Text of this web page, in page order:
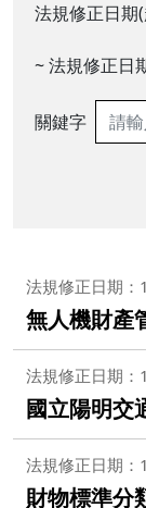
法規修正日期
~ 法規修正日
關鍵字
法規修正日期
無人機財產
法規修正日期
國立陽明交
法規修正日期
財物標準分